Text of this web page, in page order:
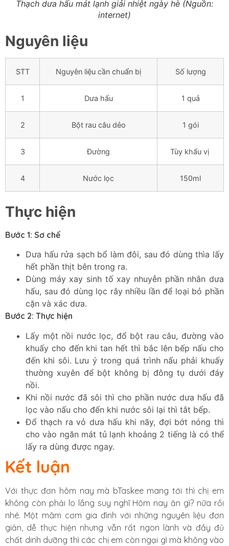
Thạch dưa hấu mát lạnh giải nhiệt ngày hè (Nguồn:
internet)
Nguyên liệu
STT Nguyên liệu cần chuẩn bị Số lượng
1 Dưa hấu 1 quả
2 Bột rau câu dẻo 1 gói
3 Đường Tùy khẩu vị
4 Nước lọc 150ml
Thực hiện
Bước 1: Sơ chế
Dưa hấu rửa sạch bổ làm đôi, sau đó dùng thìa lấy
hết phần thịt bên trong ra.
Dùng máy xay sinh tố xay nhuyễn phần nhân dưa
hấu, sau đó dùng lọc rây nhiều lần để loại bỏ phần
cặn và xác dưa.
Bước 2: Thực hiện
Lấy một nồi nước lọc, đổ bột rau câu, đường vào
khuấy cho đến khi tan hết thì bắc lên bếp nấu cho
đến khi sôi. Lưu ý trong quá trình nấu phải khuấy
thường xuyên để bột không bị đông tụ dưới đáy
nồi.
Khi nồi nước đã sôi thì cho phần nước dưa hấu đã
lọc vào nấu cho đến khi nước sôi lại thì tắt bếp.
Đổ thạch ra vỏ dưa hấu khi nãy, đợi bớt nóng thì
cho vào ngăn mát tủ lạnh khoảng 2 tiếng là có thể
lấy ra dùng được ngay.
Kết luận
Với thực đơn hôm nay mà bTaskee mang tới thì chị em
không còn phải lo lắng suy nghĩ Hôm nay ăn gì? nữa rồi
nhé. Một mâm cơm gia đình với những nguyên liệu đơn
giản, dễ thực hiện nhưng vẫn rất ngon lành và đầy đủ
chất dinh dưỡng thì các chị em còn ngại gì mà không vào